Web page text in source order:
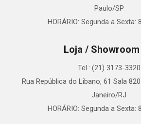
Paulo/SP
HORÁRIO: Segunda a Sexta:
Loja / Showroom
Tel.: (21) 3173-3320
Rua República do Libano, 61 Sala
Janeiro/RJ
HORÁRIO: Segunda a Sexta: